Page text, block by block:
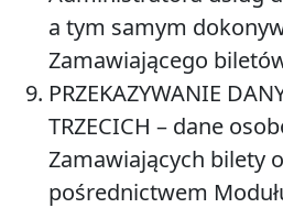
a tym samym
Zamawiającego
PRZEKAZYWANIE
TRZECICH – dane
Zamawiających bilety
pośrednictwem